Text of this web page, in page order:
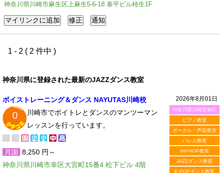
神奈川県川崎市麻生区上麻生5-6-18 泰平ビル柿生1F
1 - 2 ( 2 件中 )
神奈川県に登録された最新のJAZZダンス教室
2026年8月01日
神奈川県川崎市幸区
ピアノ教室
ボーカル・声楽教室
バレエ教室
HIPHOP教室
JAZZダンス教室
K-POPダンス教室
ボイストレーニング＆ダンス NAYUTAS川崎校
0
川崎市でボイトレとダンスのマンツーマン
レッスンを行っています。
月謝 8,250 円～
神奈川県川崎市幸区大宮町15番4 松下ビル 4階